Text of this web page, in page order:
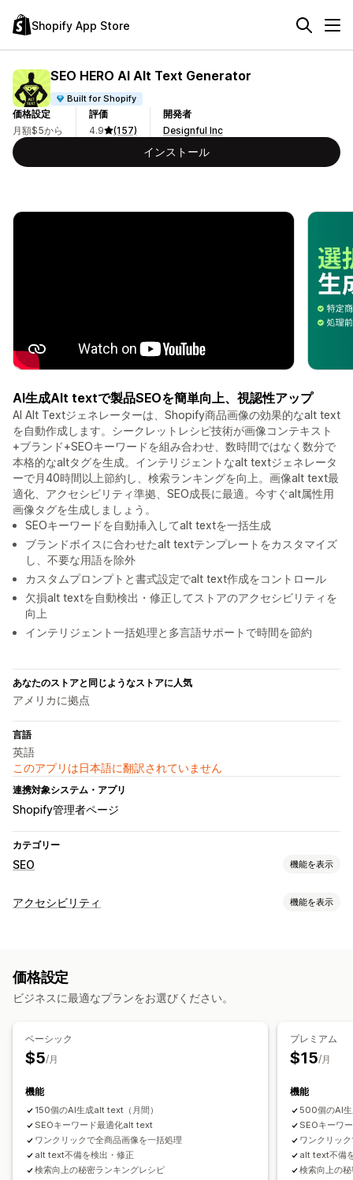
Shopify App Store
SEO HERO AI Alt Text Generator
Built for Shopify
価格設定
月額$5から
評価
4.9
(157)
開発者
Designful Inc
インストール
AI生成Alt textで製品SEOを簡単向上、視認性アップ
AI Alt Textジェネレーターは、Shopify商品画像の効果的なalt text
を自動作成します。シークレットレシピ技術が画像コンテキスト
+ブランド+SEOキーワードを組み合わせ、数時間ではなく数分で
本格的なaltタグを生成。インテリジェントなalt textジェネレータ
ーで月40時間以上節約し、検索ランキングを向上。画像alt text最
適化、アクセシビリティ準拠、SEO成長に最適。今すぐalt属性用
画像タグを生成しましょう。
SEOキーワードを自動挿入してalt textを一括生成
ブランドボイスに合わせたalt textテンプレートをカスタマイズ
し、不要な用語を除外
カスタムプロンプトと書式設定でalt text作成をコントロール
欠損alt textを自動検出・修正してストアのアクセシビリティを
向上
インテリジェント一括処理と多言語サポートで時間を節約
あなたのストアと同じようなストアに人気
アメリカに拠点
言語
英語
このアプリは日本語に翻訳されていません
連携対象システム・アプリ
Shopify管理者ページ
カテゴリー
SEO 機能を表示
SEOツール
パフォーマンスのモニタリング
アクセシビリティ 機能を表示
価格設定
ビジネスに最適なプランをお選びください。
ベーシック
$5/月
機能
150個のAI生成alt text（月間）
SEOキーワード最適化alt text
ワンクリックで全商品画像を一括処理
alt text不備を検出・修正
検索向上の秘密ランキングレシピ
プレミアム
$15/月
機能
500個のAI
SEOキーワ
ワンクリッ
alt text不備
検索向上の